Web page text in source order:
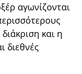
αγωνίζονται
και η
διεθνές